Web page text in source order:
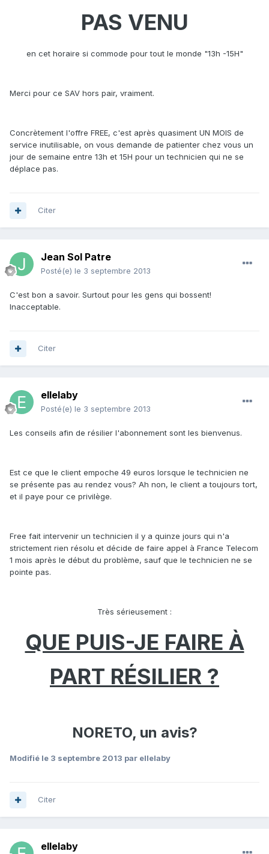
PAS VENU
en cet horaire si commode pour tout le monde "13h -15H"
Merci pour ce SAV hors pair, vraiment.
Concrètement l'offre FREE, c'est après quasiment UN MOIS de
service inutilisable, on vous demande de patienter chez vous un
jour de semaine entre 13h et 15H pour un technicien qui ne se
déplace pas.
Citer
Jean Sol Patre
Posté(e) le 3 septembre 2013
C'est bon a savoir. Surtout pour les gens qui bossent!
Inacceptable.
Citer
ellelaby
Posté(e) le 3 septembre 2013
Les conseils afin de résilier l'abonnement sont les bienvenus.
Est ce que le client empoche 49 euros lorsque le technicien ne
se présente pas au rendez vous? Ah non, le client a toujours tort,
et il paye pour ce privilège.
Free fait intervenir un technicien il y a quinze jours qui n'a
strictement rien résolu et décide de faire appel à France Telecom
1 mois après le début du problème, sauf que le technicien ne se
pointe pas.
Très sérieusement :
QUE PUIS-JE FAIRE À
PART RÉSILIER ?
NORETO, un avis?
Modifié le 3 septembre 2013 par ellelaby
Citer
ellelaby